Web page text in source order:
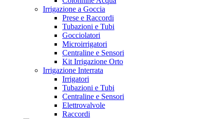
Irrigazione a Goccia
Prese e Raccordi
Tubazioni e Tubi
Gocciolatori
Microirrigatori
Centraline e Sensori
Kit Irrigazione Orto
Irrigazione Interrata
Irrigatori
Tubazioni e Tubi
Centraline e Sensori
Elettrovalvole
Raccordi